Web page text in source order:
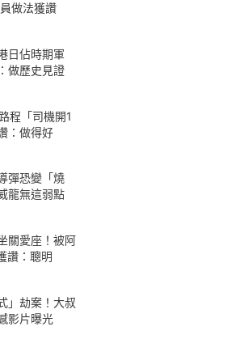
做法獲讚
日佔時期軍
做歷史見證
程「司機開1
：做得好
彈恐變「燒
龍無這弱點
關愛座！被阿
讚：聰明
」劫案！大叔
影片曝光